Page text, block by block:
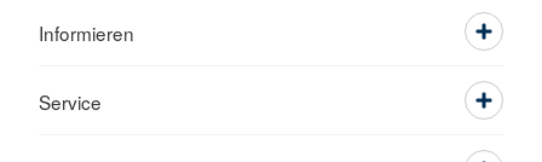
Informieren
Service